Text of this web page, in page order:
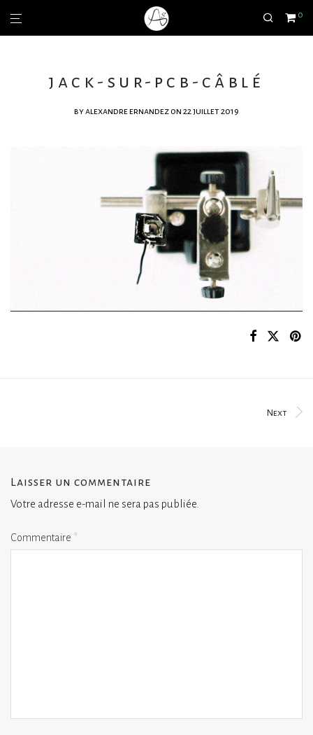
0
jack-sur-pcb-câblé
byalexandre ernandez on 22 juillet 2019
Next
Laisser un commentaire
Votre adresse e-mail ne sera pas publiée.
Commentaire *